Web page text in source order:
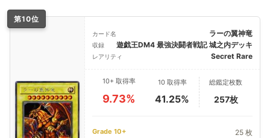
第10位
カード名 ラーの翼神竜
収録 遊戯王DM4 最強決闘者戦記 城之内デッキ
レアリティ Secret Rare
10+ 取得率
9.73%
10 取得率
41.25%
総鑑定枚数
257枚
Grade 10+ 25 枚